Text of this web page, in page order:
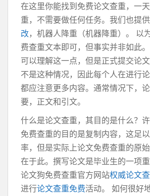
在这里你能找到免费论文查重，一
重，不需要做任何任务。我们也提供
改，机器人降重（机器降重）。 以
费查重文本即可，但事实并非如此
可以理解这一点，但是正式提交论
不是这种情况，因此每个人在进行
都应注意更多内容。通常情况下，
要，正文和引文。
什么是论文查重，其目的是什么？
免费查重的目的是复制内容，这足
率，但是实际上论文免费查重的原
在于此。撰写论文是毕业生的一项
论文狗免费查重官方网站权威论文
进行论文查重免费活动。 如何很好